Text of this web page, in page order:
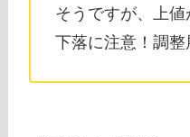
そうですが、上
下落に注意！調整